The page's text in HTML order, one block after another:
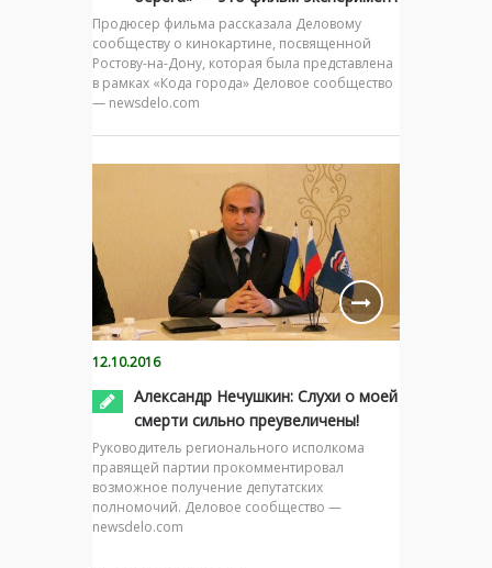
Продюсер фильма рассказала Деловому
сообществу о кинокартине, посвященной
Ростову-на-Дону, которая была представлена
в рамках «Кода города» Деловое сообщество
— newsdelo.com
12.10.2016
Александр Нечушкин: Слухи о моей
смерти сильно преувеличены!
Руководитель регионального исполкома
правящей партии прокомментировал
возможное получение депутатских
полномочий. Деловое сообщество —
newsdelo.com